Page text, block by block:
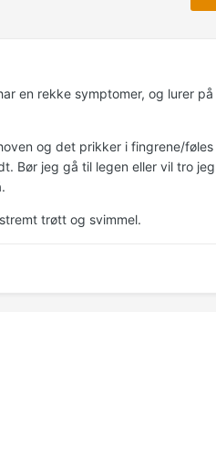
en rekke symptomer, og lurer
og det prikker i fingrene/føles
Bør jeg gå til legen eller vil tro
trøtt og svimmel.